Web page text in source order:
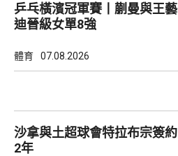
乒乓橫濱冠軍賽丨蒯曼與王藝
迪晉級女單8強
體育 07.08.2026
沙拿與土超球會特拉布宗簽約
2年